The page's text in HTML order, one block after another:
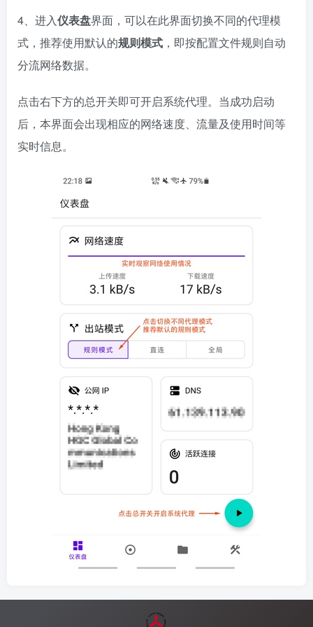
4、进入仪表盘界面，可以在此界面切换不同的代理模
式，推荐使用默认的规则模式 ，即按配置文件规则自动
分流网络数据。
点击右下方的总开关即可开启系统代理。当成功启动
后，本界面会出现相应的网络速度、流量及使用时间等
实时信息。